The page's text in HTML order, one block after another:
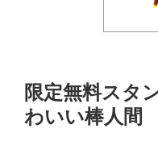
限定無料スタ
わいい棒人間